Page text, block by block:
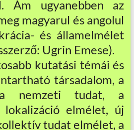
Ám ugyanebben az
magyarul és angolul
és államelmélet
Ugrin Emese).
kutatási témái és
társadalom, a
nemzeti tudat, a
lokalizáció elmélet, új
tudat elmélet, a